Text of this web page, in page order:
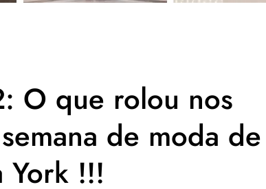
O que rolou nos
de moda de
York !!!